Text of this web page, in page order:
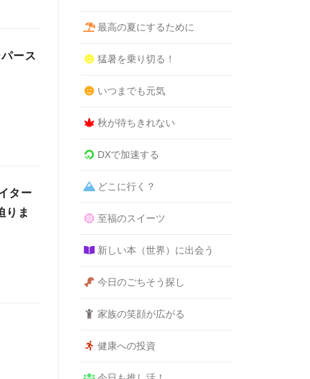
ース
ター
りま
最高の夏にするために
猛暑を乗り切る！
いつまでも元気
秋が待ちきれない
DXで加速する
どこに行く？
至福のスイーツ
新しい本（世界）に出会う
今日のごちそう探し
家族の笑顔が広がる
健康への投資